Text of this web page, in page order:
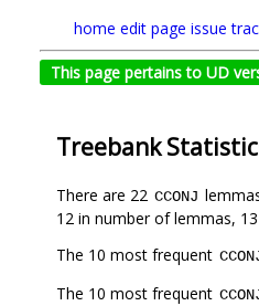
home edit page issue
This page pertains to UD
Treebank
There are 22 CCONJ
12 in number of lemmas,
The 10 most frequent
The 10 most frequent